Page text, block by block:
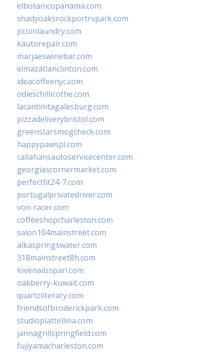
elbotanicopanama.com
shadyoaksrockportrvpark.com
jccoinlaundry.com
kautorepair.com
marjaeswinebar.com
elmazatlanclinton.com
ideacoffeenyc.com
odieschillicothe.com
lacantinitagalesburg.com
pizzadeliverybristol.com
greenstarsmogcheck.com
happypawspl.com
callahansautoservicecenter.com
georgiascornermarket.com
perfectfit24-7.com
portugalprivatedriver.com
von-racer.com
coffeeshopcharleston.com
salon104mainstreet.com
alkaspringswater.com
318mainstreet8h.com
lovenailsspari.com
oakberry-kuwait.com
quartzliterary.com
friendsofbroderickpark.com
studiopiattellina.com
jannagrillspringfield.com
fujiyamacharleston.com